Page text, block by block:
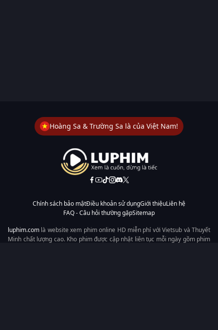
Hoàng Sa & Trường Sa là của Việt Nam!
Chính sách bảo mậtĐiều khoản sử dụngGiới thiệuLiên hệ
FAQ - Câu hỏi thường gặpSitemap
luphim.com là website xem phim online HD miễn phí với Vietsub và Thuyết
Minh chất lượng cao. Kho phim được cập nhật liên tục mỗi ngày gồm phim